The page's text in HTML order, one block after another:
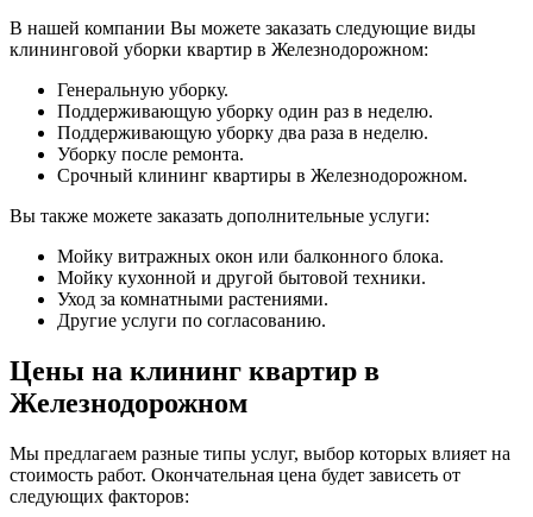
В нашей компании Вы можете заказать следующие виды
клининговой уборки квартир в Железнодорожном:
Генеральную уборку.
Поддерживающую уборку один раз в неделю.
Поддерживающую уборку два раза в неделю.
Уборку после ремонта.
Срочный клининг квартиры в Железнодорожном.
Вы также можете заказать дополнительные услуги:
Мойку витражных окон или балконного блока.
Мойку кухонной и другой бытовой техники.
Уход за комнатными растениями.
Другие услуги по согласованию.
Цены на клининг квартир в
Железнодорожном
Мы предлагаем разные типы услуг, выбор которых влияет на
стоимость работ. Окончательная цена будет зависеть от
следующих факторов: